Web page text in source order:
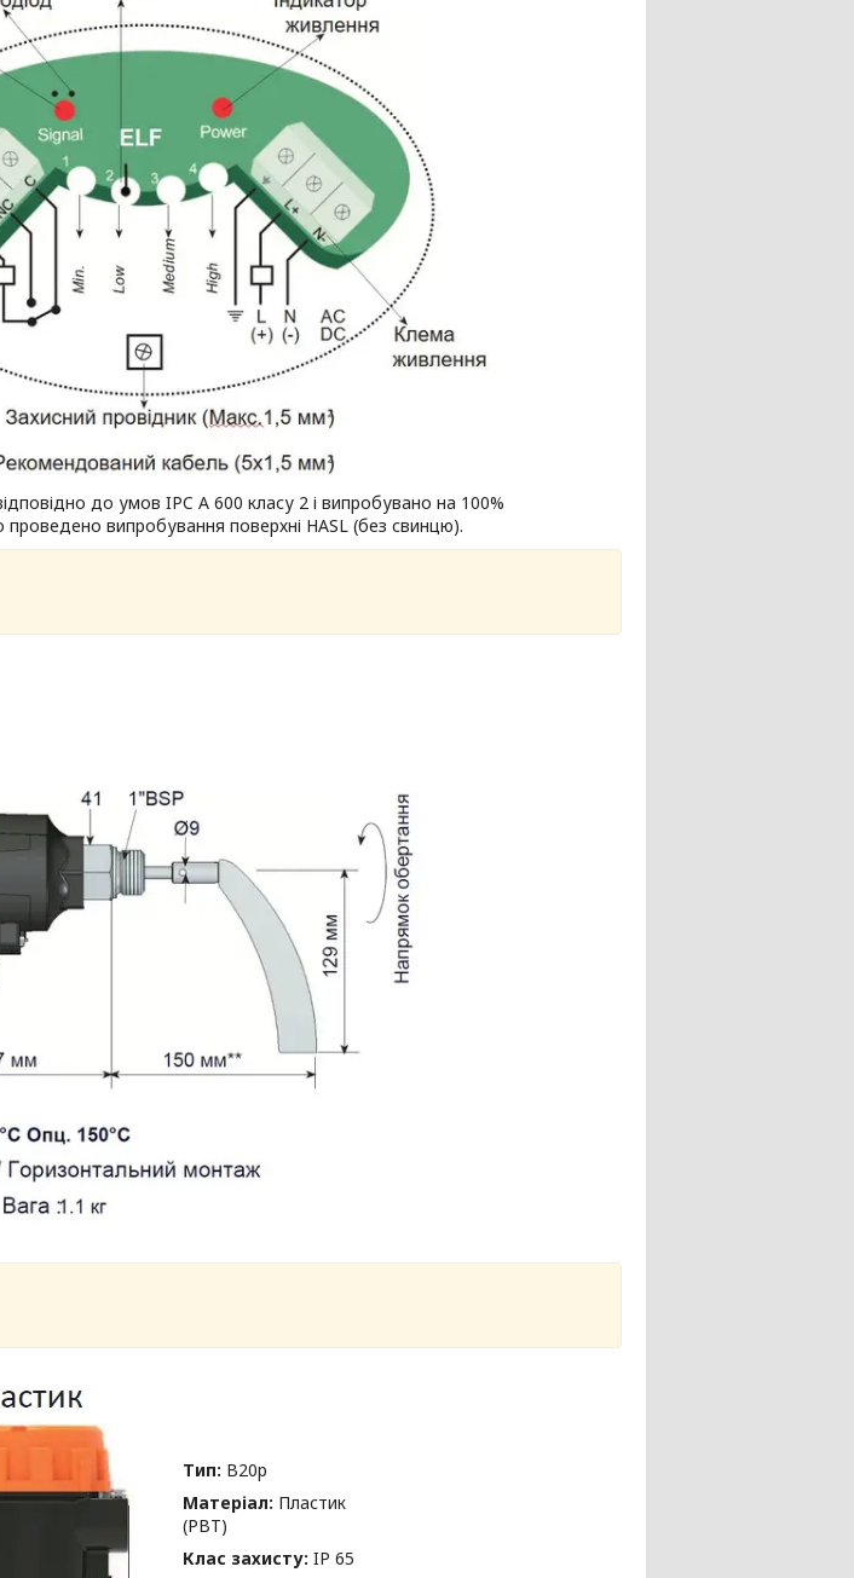
до умов IPC A 600 класу 2 і випробувано на 100%
випробування поверхні HASL (без свинцю).
Тип: B20p
Матеріал: Пластик
(PBT)
Клас захисту: IP 65